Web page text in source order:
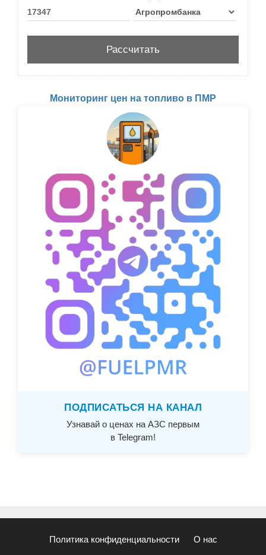
Мониторинг цен на топливо в ПМР
ПОДПИСАТЬСЯ НА КАНАЛ
Узнавай о ценах на АЗС первым
в Telegram!
Политика конфиденциальности О нас